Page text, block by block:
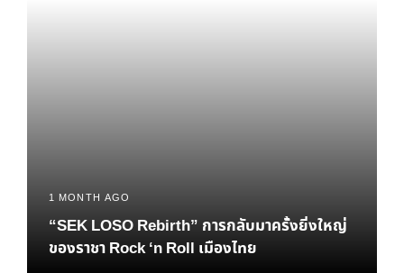
1 MONTH AGO
“SEK LOSO Rebirth” การกลับมาครั้งยิ่งใหญ่
ของราชา Rock ‘n Roll เมืองไทย